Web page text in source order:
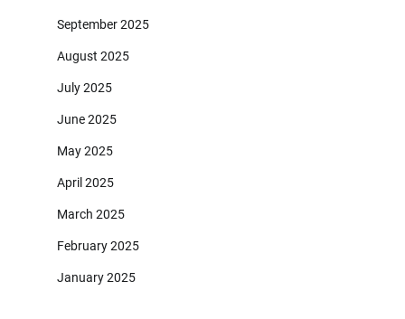
September 2025
August 2025
July 2025
June 2025
May 2025
April 2025
March 2025
February 2025
January 2025